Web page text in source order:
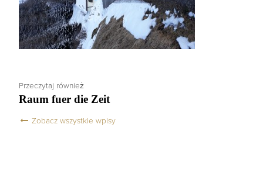
Przeczytaj również
Raum fuer die Zeit
Zobacz wszystkie wpisy